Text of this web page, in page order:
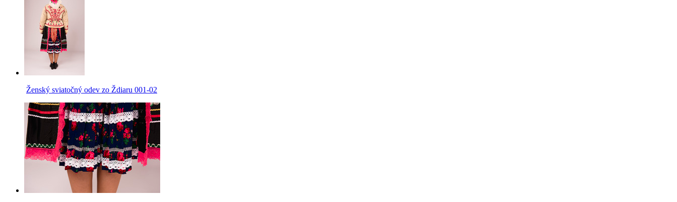
Ženský sviatočný odev zo Ždiaru 001-02